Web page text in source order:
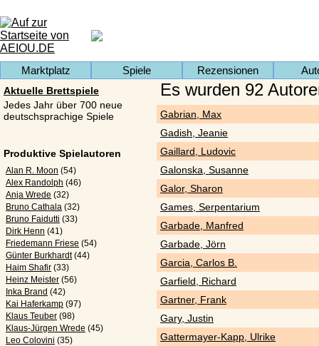
Marktplatz Spiele Rezensionen
Aktuelle Brettspiele
Jedes Jahr über 700 neue
deutschsprachige Spiele
Produktive Spielautoren
Alan R. Moon (54)
Alex Randolph (46)
Anja Wrede (32)
Bruno Cathala (32)
Bruno Faidutti (33)
Dirk Henn (41)
Friedemann Friese (54)
Günter Burkhardt (44)
Haim Shafir (33)
Heinz Meister (56)
Inka Brand (42)
Kai Haferkamp (97)
Klaus Teuber (98)
Klaus-Jürgen Wrede (45)
Leo Colovini (35)
Es wurden 92
Gabrian, Max
Gadish, Jeanie
Gaillard, Ludovic
Galonska, Susanne
Galor, Sharon
Games, Serpentarium
Garbade, Manfred
Garbade, Jörn
Garcia, Carlos B.
Garfield, Richard
Gartner, Frank
Gary, Justin
Gattermayer-Kapp, Ulrike